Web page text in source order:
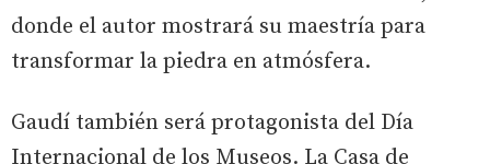
donde el autor mostrará su maestría para
transformar la piedra en atmósfera.
Gaudí también será protagonista del Día
Internacional de los Museos. La Casa de